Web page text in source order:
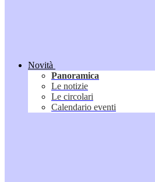
Novità
Panoramica
Le notizie
Le circolari
Calendario eventi